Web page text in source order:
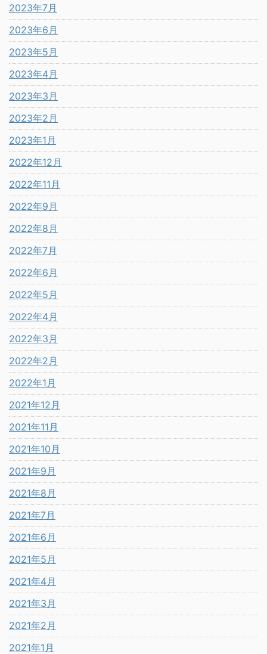
2023年7月
2023年6月
2023年5月
2023年4月
2023年3月
2023年2月
2023年1月
2022年12月
2022年11月
2022年9月
2022年8月
2022年7月
2022年6月
2022年5月
2022年4月
2022年3月
2022年2月
2022年1月
2021年12月
2021年11月
2021年10月
2021年9月
2021年8月
2021年7月
2021年6月
2021年5月
2021年4月
2021年3月
2021年2月
2021年1月